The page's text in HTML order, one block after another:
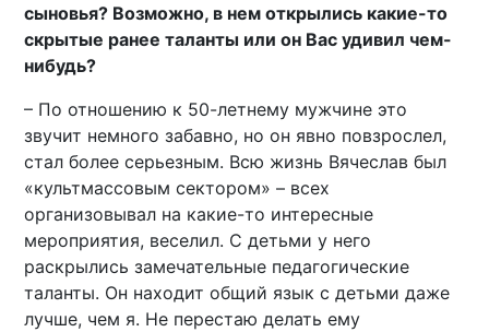
сыновья? Возможно, в нем открылись какие-то
скрытые ранее таланты или он Вас удивил чем-
нибудь?
– По отношению к 50-летнему мужчине это
звучит немного забавно, но он явно повзрослел,
стал более серьезным. Всю жизнь Вячеслав был
«культмассовым сектором» – всех
организовывал на какие-то интересные
мероприятия, веселил. С детьми у него
раскрылись замечательные педагогические
таланты. Он находит общий язык с детьми даже
лучше, чем я. Не перестаю делать ему